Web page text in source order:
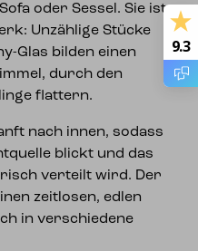
oder Sessel. Sie ist
Unzählige Stücke
Glas bilden einen
durch den
flattern.
nach innen, sodass
blickt und das
verteilt wird. Der
zeitlosen, edlen
in verschiedene
9.3